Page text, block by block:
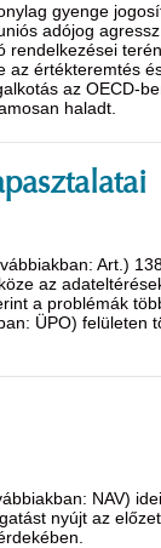
gyenge
adójog
az értékteremtés
az OECD-
haladt.
Art.)
az
a problémák
ÜPO) felületen
NAV)
nyújt az